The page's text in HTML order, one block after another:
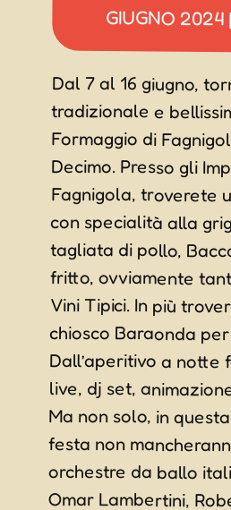
GIUGNO 2024 |
Dal 7 al 16 giugno,
tradizionale e bellissima
Formaggio di Fagnigola di
Decimo. Presso gli Impianti
Fagnigola, troverete un
con specialità alla griglia,
tagliata di pollo, Baccalà,
fritto, ovviamente tanti
Vini Tipici. In più troverete,
chiosco Baraonda per i più
Dall’aperitivo a notte fonda,
live, dj set, animazione e
Ma non solo, in questa
festa non mancheranno le
orchestre da ballo
Omar Lambertini,
Cappelletti, Matteo Bensi, e
Biondi, ma anche
musicale degli Absolute5, un
di auto e moto d’epoca,
trattori agricoli, esibizioni
gare di briscola, tornei di